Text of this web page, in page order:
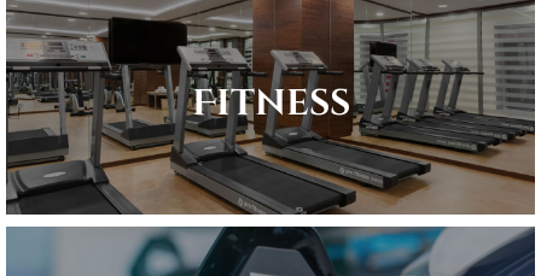
Fitness